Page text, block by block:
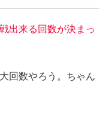
出来る回数が決まっ
回数やろう。ちゃん